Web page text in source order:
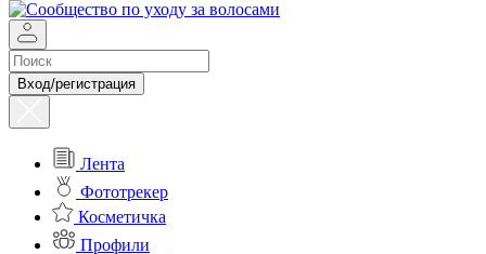
Вход/регистрация
Лента
Фототрекер
Косметичка
Профили